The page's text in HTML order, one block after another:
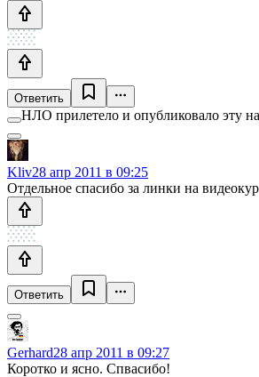
Ответить
НЛО прилетело и опубликовало эту
Kliv28 апр 2011 в 09:25
Отдельное спасибо за линки на
Ответить
Gerhard28 апр 2011 в 09:27
Коротко и ясно. Спвасибо!